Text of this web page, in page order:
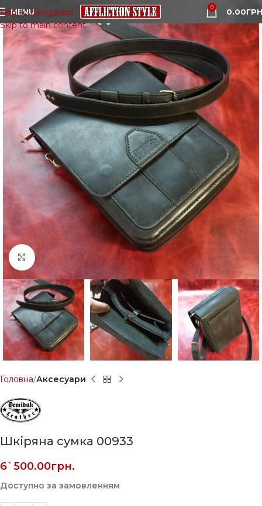
Skip to navigation
Skip to main content
MENU 0 0.00
Click to enlarge
Головна Аксесуари
Шкіряна сумка 00933
6`500.00грн.
Доступно за замовленням